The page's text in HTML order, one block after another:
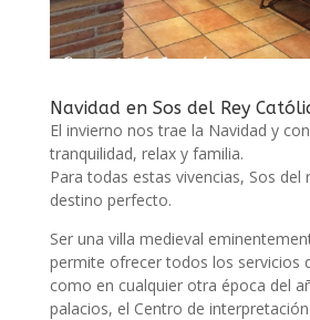
Navidad en Sos del Rey
El invierno nos trae la Navidad y
tranquilidad, relax y familia.
Para todas estas vivencias, Sos del
destino perfecto.
Ser una villa medieval
permite ofrecer todos los servicios
como en cualquier otra época del
palacios, el Centro de